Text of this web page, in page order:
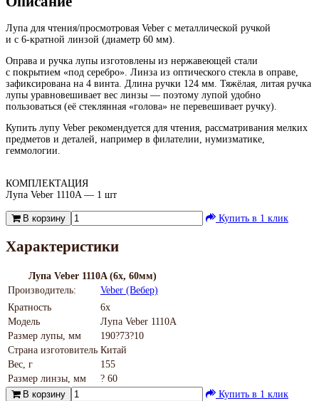
Лупа для чтения/просмотровая Veber с металлической ручкой
и с 6-кратной линзой (диаметр 60 мм).
Оправа и ручка лупы изготовлены из нержавеющей стали
с покрытием «под серебро». Линза из оптического стекла в оправе,
зафиксирована на 4 винта. Длина ручки 124 мм. Тяжёлая, литая ручка
лупы уравновешивает вес линзы — поэтому лупой удобно
пользоваться (её стеклянная «голова» не перевешивает ручку).
Купить лупу Veber рекомендуется для чтения, рассматривания мелких
предметов и деталей, например в филателии, нумизматике,
геммологии.
КОМПЛЕКТАЦИЯ
Лупа Veber 1110A — 1 шт
В корзину Купить в 1 клик
Характеристики
Лупа Veber 1110A (6х, 60мм)
Производитель:
Veber (Вебер)
Кратность
6х
Модель
Лупа Veber 1110A
Размер лупы, мм
190?73?10
Страна изготовитель Китай
Вес, г
155
Размер линзы, мм
? 60
В корзину
Купить в 1 клик